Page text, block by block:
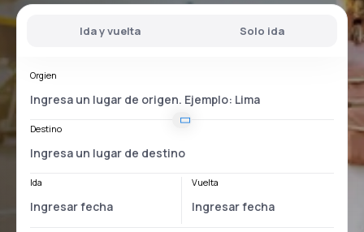
Ida y vuelta Solo ida
Orgien
Destino
Ida Vuelta